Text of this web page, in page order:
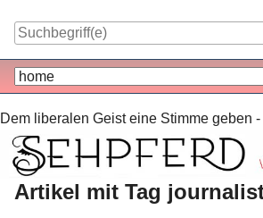
Navigation
Dem liberalen Geist eine Stimme geben
Artikel mit Tag